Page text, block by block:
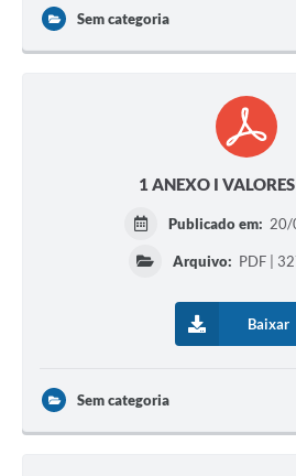
Sem categoria
1 ANEXO I
Publicado em: 20/
Arquivo: PDF |
Baixar
Sem categoria